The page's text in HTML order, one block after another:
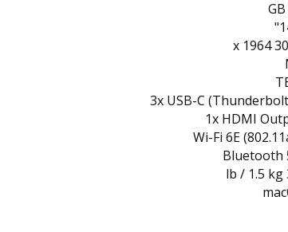
3x USB-C
1x HDMI
Wi-Fi 6E
Bluetooth